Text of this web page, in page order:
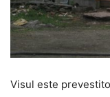
Visul este